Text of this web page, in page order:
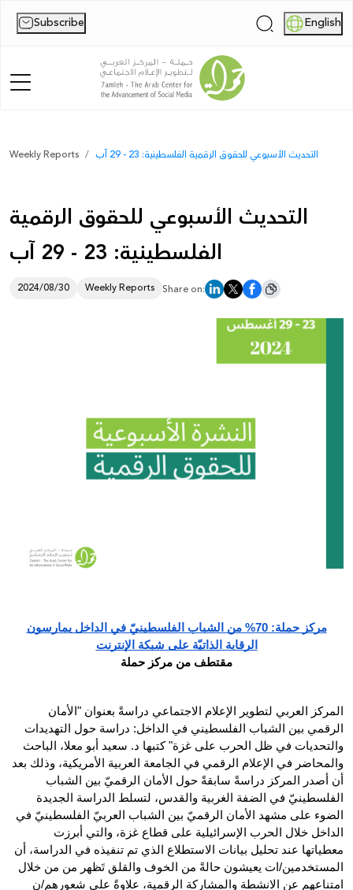
Subscribe | English
Home
News
Publications
Reports
Weekly Reports التحديث الأسبوعي للحقوق الرقمية الفلسطينية: 23 - 29 آب
التحديث الأسبوعي للحقوق الرقمية
الفلسطينية: 23 - 29 آب
2024/08/30 Weekly Reports Share on:
مركز حملة: 70% من الشباب الفلسطينيّ في الداخل يمارسون
الرقابة الذاتيّة على شبكة الإنترنت
مقتطف من مركز حملة
المركز العربي لتطوير الإعلام الاجتماعي دراسةً بعنوان "الأمان
الرقمي بين الشباب الفلسطيني في الداخل: دراسة حول التهديدات
والتحديات في ظل الحرب على غزة" كتبها د. سعيد أبو معلا، الباحث
والمحاضر في الإعلام الرقمي في الجامعة العربية الأمريكية، وذلك بعد
أن أصدر المركز دراسةً سابقةً حول الأمان الرقميّ بين الشباب
الفلسطينيّ في الضفة الغربية والقدس، لتسلط الدراسة الجديدة
الضوء على مشهد الأمان الرقميّ بين الشباب العربيّ الفلسطينيّ في
الداخل خلال الحرب الإسرائيلية على قطاع غزة، والتي أبرزت
معطياتها عند تحليل بيانات الاستطلاع الذي تم تنفيذه في الدراسة، أن
المستخدمين/ات يعيشون حالةً من الخوف والقلق تَظهر من من خلال
امتناعهم عن الانشطة والمشاركة الرقمية، علاوةً على شعورهم/ن